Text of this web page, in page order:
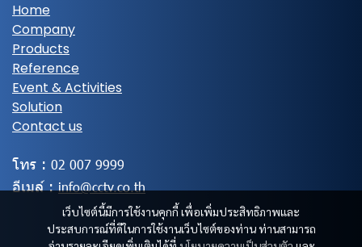
เว็บไซต์นี้มีการใช้งานคุกกี้ เพื่อเพิ่มประสิทธิภาพและ
ประสบการณ์ที่ดีในการใช้งานเว็บไซต์ของท่าน ท่านสามารถ
Home
Company
Products
Reference
Event & Activities
Solution
Contact us
โทร : 02 007 9999
อีเมล์ :info@cctv.co.th